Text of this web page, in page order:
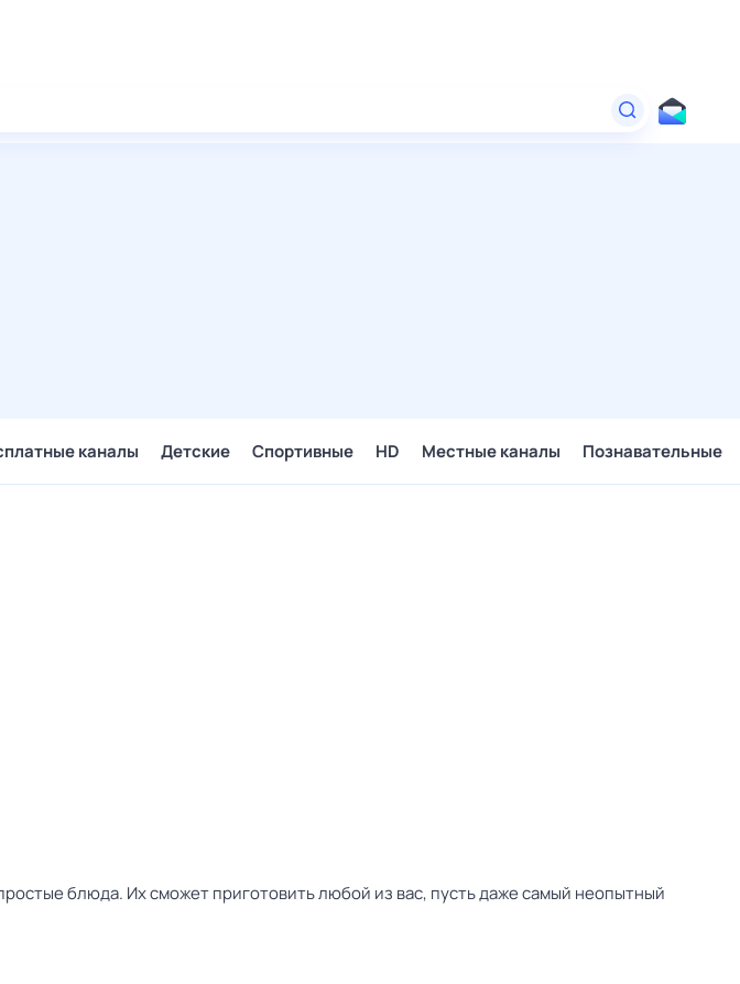
каналы Детские Спортивные HD Местные каналы Познавательные
блюда. Их сможет приготовить любой из вас, пусть даже самый неопытный